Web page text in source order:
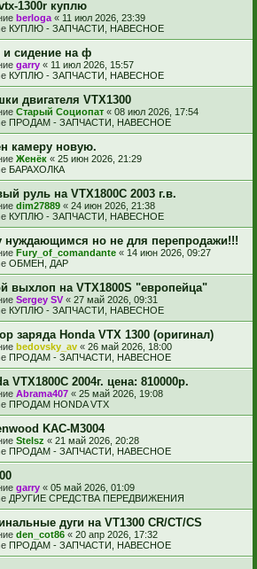
1300r куплю
berloga « 11 июл 2026, 23:39
КУПЛЮ - ЗАПЧАСТИ, НАВЕСНОЕ
сидение на ф
garry « 11 июл 2026, 15:57
КУПЛЮ - ЗАПЧАСТИ, НАВЕСНОЕ
двигателя VTX1300
Старый Социопат « 08 июл 2026, 17:54
ПРОДАМ - ЗАПЧАСТИ, НАВЕСНОЕ
камеру новую.
Женёк « 25 июн 2026, 21:29
БАРАХОЛКА
руль на VTX1800C 2003 г.в.
dim27889 « 24 июн 2026, 21:38
КУПЛЮ - ЗАПЧАСТИ, НАВЕСНОЕ
нуждающимся но не для перепродажи!!!
Fury_of_comandante « 14 июн 2026, 09:27
ОБМЕН, ДАР
выхлоп на VTX1800S "европейца"
Sergey SV « 27 май 2026, 09:31
КУПЛЮ - ЗАПЧАСТИ, НАВЕСНОЕ
заряда Honda VTX 1300 (оригинал)
bedovsky_av « 26 май 2026, 18:00
ПРОДАМ - ЗАПЧАСТИ, НАВЕСНОЕ
VTX1800С 2004г. цена: 810000р.
Abrama407 « 25 май 2026, 19:08
ПРОДАМ HONDA VTX
KAC-M3004
Stelsz « 21 май 2026, 20:28
ПРОДАМ - ЗАПЧАСТИ, НАВЕСНОЕ
garry « 05 май 2026, 01:09
ДРУГИЕ СРЕДСТВА ПЕРЕДВИЖЕНИЯ
дуги на VT1300 CR/CT/CS
den_cot86 « 20 апр 2026, 17:32
ПРОДАМ - ЗАПЧАСТИ, НАВЕСНОЕ